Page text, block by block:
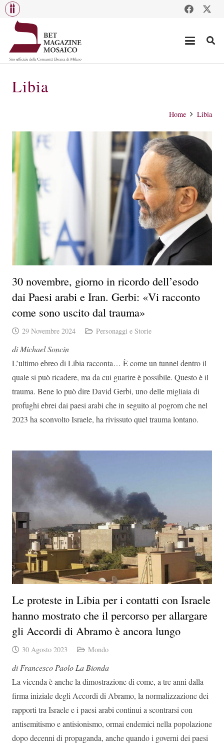
Libia
Home Libia
30 novembre, giorno in ricordo dell’esodo
dai Paesi arabi e Iran. Gerbi: «Vi racconto
come sono uscito dal trauma»
29 Novembre 2024 Personaggi e Storie
di Michael Soncin
L’ultimo ebreo di Libia racconta… È come un tunnel dentro il
quale si può ricadere, ma da cui guarire è possibile. Questo è il
trauma. Bene lo può dire David Gerbi, uno delle migliaia di
profughi ebrei dai paesi arabi che in seguito al pogrom che nel
2023 ha sconvolto Israele, ha rivissuto quel trauma lontano.
Le proteste in Libia per i contatti con Israele
hanno mostrato che il percorso per allargare
gli Accordi di Abramo è ancora lungo
30 Agosto 2023 Mondo
di Francesco Paolo La Bionda
La vicenda è anche la dimostrazione di come, a tre anni dalla
firma iniziale degli Accordi di Abramo, la normalizzazione dei
rapporti tra Israele e i paesi arabi continui a scontrarsi con
antisemitismo e antisionismo, ormai endemici nella popolazione
dopo decenni di propaganda, anche quando i governi dei paesi